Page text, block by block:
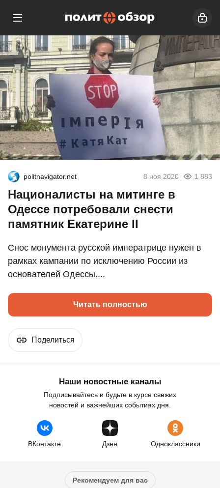
politnavigator.net 8 ноя 2020 1 883
Националисты на митинге в
Одессе потребовали снести
памятник Екатерине II
Снос монумента русской императрице нужен в
рамках кампании по исключению России из
основателей Одессы....
Читать полностью
Поделиться
Наши новостные каналы
Подписывайтесь и будьте в курсе свежих
новостей и важнейших событиях дня.
ВКонтакте Дзен Одноклассники
Рекомендуем для вас